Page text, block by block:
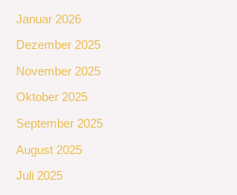
Januar 2026
Dezember 2025
November 2025
Oktober 2025
September 2025
August 2025
Juli 2025